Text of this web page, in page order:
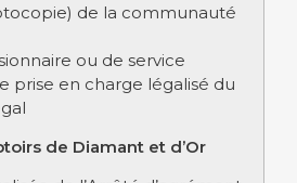
de la communauté
ou de service
prise en charge légalisé du
de Diamant et d’Or